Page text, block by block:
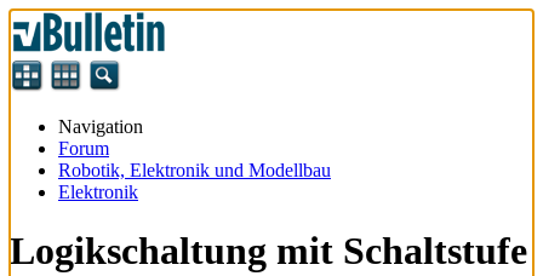
Navigation
Forum
Robotik, Elektronik und Modellbau
Elektronik
Logikschaltung mit Schaltstufe